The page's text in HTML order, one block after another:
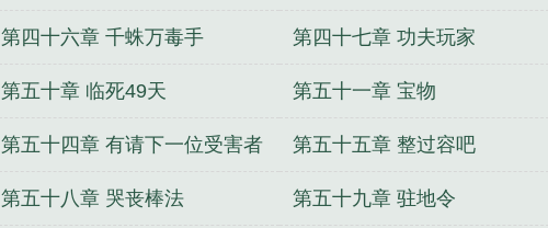
第四十六章 千蛛万毒手 第四十七章 功夫玩家
第五十章 临死49天 第五十一章 宝物
第五十四章 有请下一位受害者 第五十五章 整过容吧
第五十八章 哭丧棒法 第五十九章 驻地令